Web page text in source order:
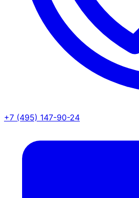
+7 (495) 147-90-24